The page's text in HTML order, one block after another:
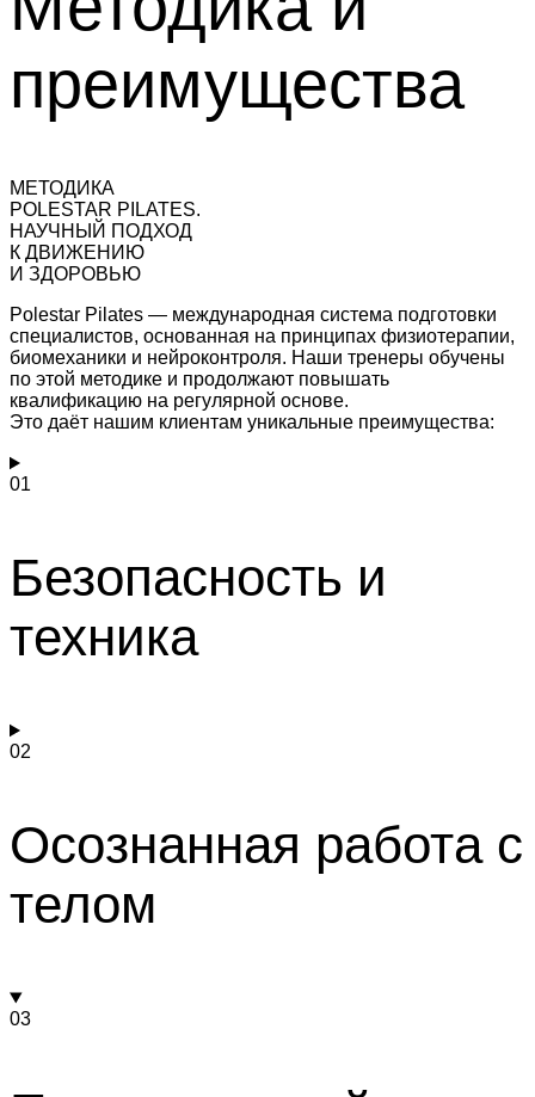
преимущества
МЕТОДИКА
POLESTAR PILATES.
НАУЧНЫЙ ПОДХОД
К ДВИЖЕНИЮ
И ЗДОРОВЬЮ
Polestar Pilates — международная система подготовки
специалистов, основанная на принципах физиотерапии,
биомеханики и нейроконтроля. Наши тренеры обучены
по этой методике и продолжают повышать
квалификацию на регулярной основе.
Это даёт нашим клиентам уникальные преимущества:
01
Безопасность и
техника
02
Осознанная работа с
телом
03